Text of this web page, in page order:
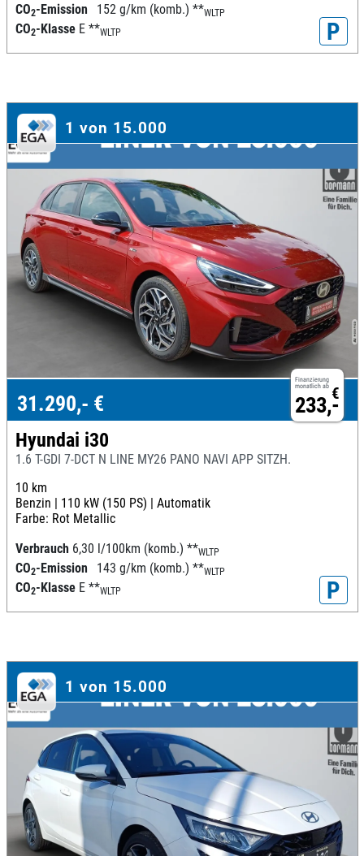
CO2-Emission 152 g/km (komb.) **WLTP
CO2-Klasse E **WLTP P
1 von 15.000
Finanzierung
monatlich ab €
233,-
31.290,- €
Hyundai i30
1.6 T-GDI 7-DCT N LINE MY26 PANO NAVI APP SITZH.
10 km
Benzin | 110 kW (150 PS) | Automatik
Farbe: Rot Metallic
Verbrauch 6,30 l/100km (komb.) **WLTP
CO2-Emission 143 g/km (komb.) **WLTP
CO2-Klasse E **WLTP P
1 von 15.000